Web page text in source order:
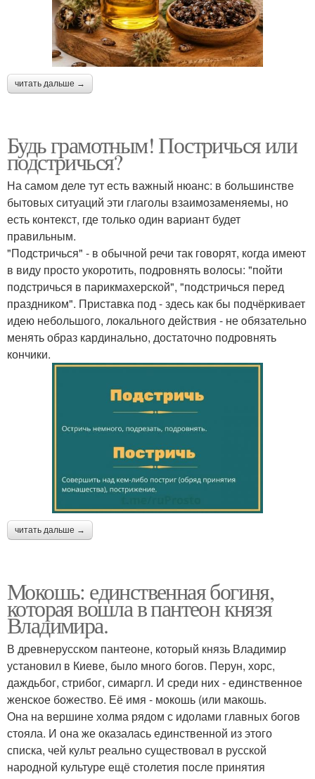
читать дальше →
Будь грамотным! Постричься или
подстричься?
На самом деле тут есть важный нюанс: в большинстве
бытовых ситуаций эти глаголы взаимозаменяемы, но
есть контекст, где только один вариант будет
правильным.
"Подстричься" - в обычной речи так говорят, когда имеют
в виду просто укоротить, подровнять волосы: "пойти
подстричься в парикмахерской", "подстричься перед
праздником". Приставка под - здесь как бы подчёркивает
идею небольшого, локального действия - не обязательно
менять образ кардинально, достаточно подровнять
кончики.
читать дальше →
Мокошь: единственная богиня,
которая вошла в пантеон князя
Владимира.
В древнерусском пантеоне, который князь Владимир
установил в Киеве, было много богов. Перун, хорс,
даждьбог, стрибог, симаргл. И среди них - единственное
женское божество. Её имя - мокошь (или макошь.
Она на вершине холма рядом с идолами главных богов
стояла. И она же оказалась единственной из этого
списка, чей культ реально существовал в русской
народной культуре ещё столетия после принятия